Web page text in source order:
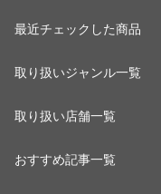
最近チェックした商品
取り扱いジャンル一覧
取り扱い店舗一覧
おすすめ記事一覧